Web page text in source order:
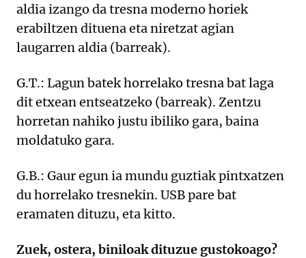
aldia izango da tresna moderno horiek
erabiltzen dituena eta niretzat agian
laugarren aldia (barreak).
G.T.: Lagun batek horrelako tresna bat laga
dit etxean entseatzeko (barreak). Zentzu
horretan nahiko justu ibiliko gara, baina
moldatuko gara.
G.B.: Gaur egun ia mundu guztiak pintxatzen
du horrelako tresnekin. USB pare bat
eramaten dituzu, eta kitto.
Zuek, ostera, biniloak dituzue gustokoago?